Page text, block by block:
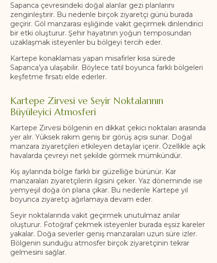
Sapanca çevresindeki doğal alanlar gezi planlarını
zenginleştirir. Bu nedenle birçok ziyaretçi günü burada
geçirir. Göl manzarası eşliğinde vakit geçirmek dinlendirici
bir etki oluşturur. Şehir hayatının yoğun temposundan
uzaklaşmak isteyenler bu bölgeyi tercih eder.
Kartepe konaklaması yapan misafirler kısa sürede
Sapanca’ya ulaşabilir. Böylece tatil boyunca farklı bölgeleri
keşfetme fırsatı elde ederler.
Kartepe Zirvesi ve Seyir Noktalarının
Büyüleyici Atmosferi
Kartepe Zirvesi bölgenin en dikkat çekici noktaları arasında
yer alır. Yüksek rakım geniş bir görüş açısı sunar. Doğal
manzara ziyaretçileri etkileyen detaylar içerir. Özellikle açık
havalarda çevreyi net şekilde görmek mümkündür.
Kış aylarında bölge farklı bir güzelliğe bürünür. Kar
manzaraları ziyaretçilerin ilgisini çeker. Yaz döneminde ise
yemyeşil doğa ön plana çıkar. Bu nedenle Kartepe yıl
boyunca ziyaretçi ağırlamaya devam eder.
Seyir noktalarında vakit geçirmek unutulmaz anılar
oluşturur. Fotoğraf çekmek isteyenler burada eşsiz kareler
yakalar. Doğa severler geniş manzaraları uzun süre izler.
Bölgenin sunduğu atmosfer birçok ziyaretçinin tekrar
gelmesini sağlar.